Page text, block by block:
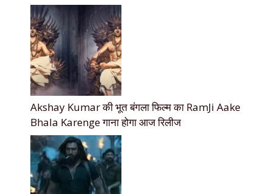
Akshay Kumar की भूत बंगला फिल्म का RamJi Aake
Bhala Karenge गाना होगा आज रिलीज